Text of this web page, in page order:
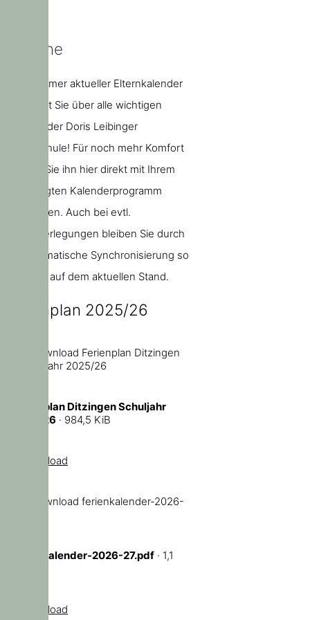
Termine
Unser immer aktueller Elternkalender
informiert Sie über alle wichtigen
Termine der Doris Leibinger
Grundschule! Für noch mehr Komfort
können Sie ihn hier direkt mit Ihrem
bevorzugten Kalenderprogramm
abonnieren. Auch bei evtl.
Terminverlegungen bleiben Sie durch
die automatische Synchronisierung so
jederzeit auf dem aktuellen Stand.
Ferienplan 2025/26
Ferienplan Ditzingen Schuljahr
2025/26 · 984,5 KiB
Download
ferienkalender-2026-27.pdf · 1,1
Download